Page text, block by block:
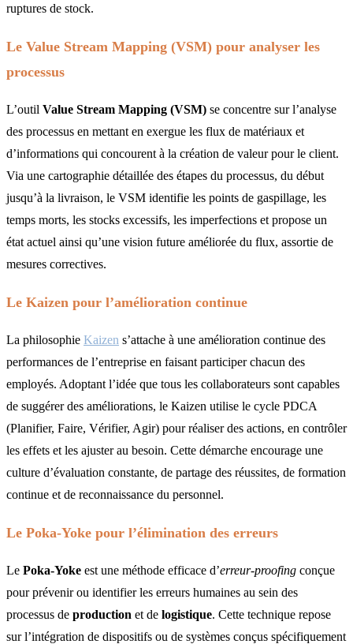
ruptures de stock.
Le Value Stream Mapping (VSM) pour analyser les
processus
L’outil Value Stream Mapping (VSM) se concentre sur l’analyse
des processus en mettant en exergue les flux de matériaux et
d’informations qui concourent à la création de valeur pour le client.
Via une cartographie détaillée des étapes du processus, du début
jusqu’à la livraison, le VSM identifie les points de gaspillage, les
temps morts, les stocks excessifs, les imperfections et propose un
état actuel ainsi qu’une vision future améliorée du flux, assortie de
mesures correctives.
Le Kaizen pour l’amélioration continue
La philosophie Kaizen s’attache à une amélioration continue des
performances de l’entreprise en faisant participer chacun des
employés. Adoptant l’idée que tous les collaborateurs sont capables
de suggérer des améliorations, le Kaizen utilise le cycle PDCA
(Planifier, Faire, Vérifier, Agir) pour réaliser des actions, en contrôler
les effets et les ajuster au besoin. Cette démarche encourage une
culture d’évaluation constante, de partage des réussites, de formation
continue et de reconnaissance du personnel.
Le Poka-Yoke pour l’élimination des erreurs
Le Poka-Yoke est une méthode efficace d’erreur-proofing conçue
pour prévenir ou identifier les erreurs humaines au sein des
processus de production et de logistique. Cette technique repose
sur l’intégration de dispositifs ou de systèmes conçus spécifiquement